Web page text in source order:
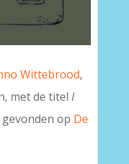
Wittebrood,
met de titel I
gevonden op De